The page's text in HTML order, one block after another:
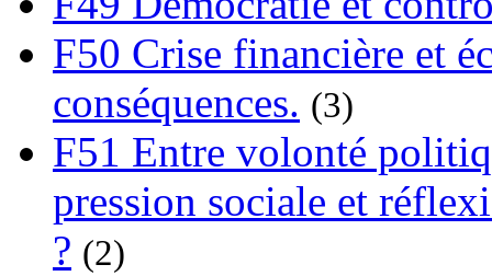
F50 Crise financière et
conséquences. (3)
F51 Entre volonté
pression sociale et
? (2)